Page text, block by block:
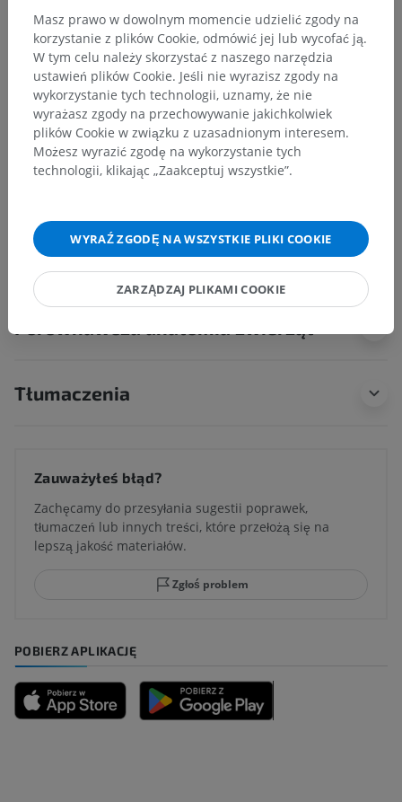
Stawy nadgarstkowe; stawy międzynadgarstkowe
Cieśń nadgarstka
Kanał łokciowy
Stawy śródręczne
Stawy międzyśródręcza
Stawy międzyśródręczne
Stawy międzypaliczkowe ręki
Pokaż więcej
Tłumaczenia
Zauważyłeś błąd?
Zachęcamy do przesyłania sugestii poprawek,
tłumaczeń lub innych treści, które przełożą się na
lepszą jakość materiałów.
Zgłoś problem
POBIERZ APLIKACJĘ
Masz prawo w dowolnym momencie udzielić zgody na
korzystanie z plików Cookie, odmówić jej lub wycofać ją.
W tym celu należy skorzystać z naszego narzędzia
ustawień plików Cookie. Jeśli nie wyrazisz zgody na
wykorzystanie tych technologii, uznamy, że nie
wyrażasz zgody na przechowywanie jakichkolwiek
plików Cookie w związku z uzasadnionym interesem.
Możesz wyrazić zgodę na wykorzystanie tych
technologii, klikając „Zaakceptuj wszystkie”.
WYRAŹ ZGODĘ NA WSZYSTKIE PLIKI COOKIE
ZARZĄDZAJ PLIKAMI COOKIE